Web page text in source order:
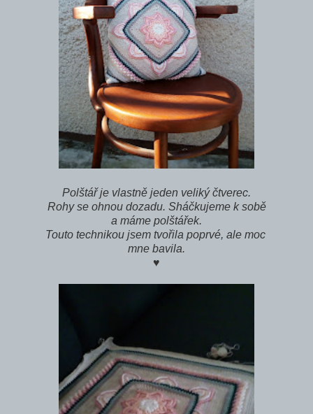
Polštář je vlastně jeden veliký čtverec.
Rohy se ohnou dozadu. Sháčkujeme k sobě
a máme polštářek.
Touto technikou jsem tvořila poprvé, ale moc
mne bavila.
♥